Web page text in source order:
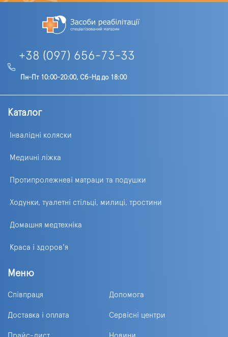
+38 (097) 656-73-33
Пн-Пт 10:00-20:00, Сб-Нд до 18:00
Каталог
Інвалідні коляски
Медичні ліжка
Протипролежневі матраци та подушки
Ходунки, туалетні стільці, милиці, тростини
Домашня медтехніка
Краса і здоров'я
Меню
Співпраця Допомога
Доставка і оплата Сервісні центри